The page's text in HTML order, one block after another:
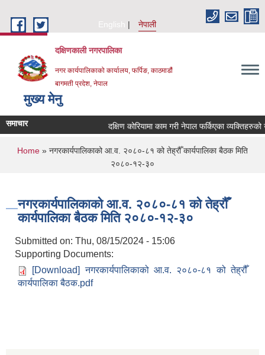
English
नेपाली
दक्षिणकाली नगरपालिका
नगर कार्यपालिकाको कार्यालय, फर्पिङ, काठमाडौं
बागमती प्रदेश, नेपाल
मुख्य मेनु
समाचार दक्षिण कोरियामा काम गरी नेपाल फर्किएका
You are here
Home » नगरकार्यपालिकाको आ.व. २०८०-८१ को तेह्रौँ कार्यपालिका बैठक मिति
२०८०-१२-३०
नगरकार्यपालिकाको आ.व. २०८०-८१ को तेह्रौँ
कार्यपालिका बैठक मिति २०८०-१२-३०
Submitted on: Thu, 08/15/2024 - 15:06
Supporting Documents:
[Download] नगरकार्यपालिकाको आ.व. २०८०-८१ को तेह्रौँ
कार्यपालिका बैठक.pdf